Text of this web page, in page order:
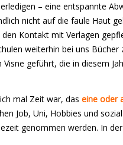
– eine entspannte
nicht auf die faule Haut
den Kontakt mit Verlagen
weiterhin bei uns Bücher
geführt, die in diesem
mal Zeit war, das eine oder
Job, Uni, Hobbies und
genommen werden. In